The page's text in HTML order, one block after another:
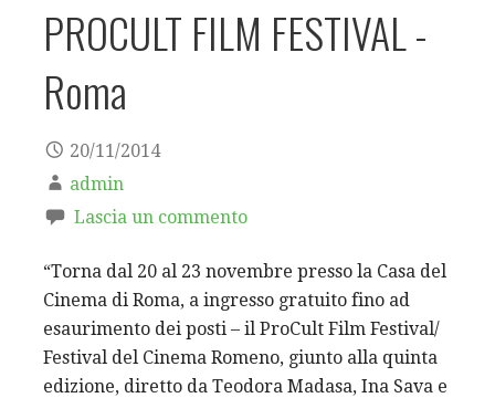
PROCULT FILM FESTIVAL -
Roma
20/11/2014
admin
Lascia un commento
“Torna dal 20 al 23 novembre presso la Casa del
Cinema di Roma, a ingresso gratuito fino ad
esaurimento dei posti – il ProCult Film Festival/
Festival del Cinema Romeno, giunto alla quinta
edizione, diretto da Teodora Madasa, Ina Sava e